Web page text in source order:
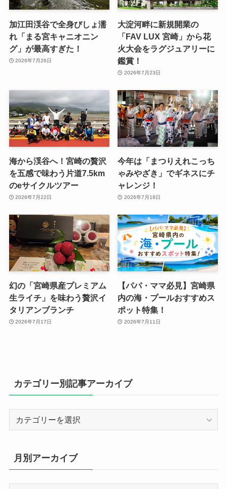
加江田渓谷で全身びしょ濡
れ「まる宮キャニオニン
グ」が最高すぎた！
2026年7月26日
大淀河畔に新規開業の
「FAV LUX 宮崎」から花
火大会をラグジュアリーに
鑑賞！
2026年7月23日
海から渓谷へ！宮崎の贅沢
を五感で味わう片道7.5km
のeサイクルツアー
2026年7月22日
今年は「まつりえれこっち
ゃみやざき」でギネスにチ
ャレンジ！
2026年7月18日
幻の「宮崎県産プレミアム
生ライチ」を味わう贅沢イ
タリアンブランチ
2026年7月17日
【パパ・ママ必見】宮崎県
内の海・プールおすすめス
ポット特集！
2026年7月11日
カテゴリー別記事アーカイブ
リ
ー
月別アーカイブ